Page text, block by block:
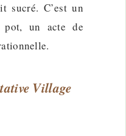
sucré. C’est un
pot, un acte de
Village